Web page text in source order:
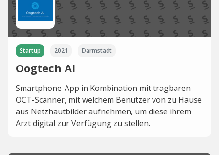
Startup 2021 Darmstadt
Oogtech AI
Smartphone-App in Kombination mit tragbaren
OCT-Scanner, mit welchem Benutzer von zu Hause
aus Netzhautbilder aufnehmen, um diese ihrem
Arzt digital zur Verfügung zu stellen.